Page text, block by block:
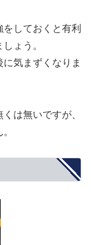
しておくと有利
ょう。
気まずくなりま
は無いですが、